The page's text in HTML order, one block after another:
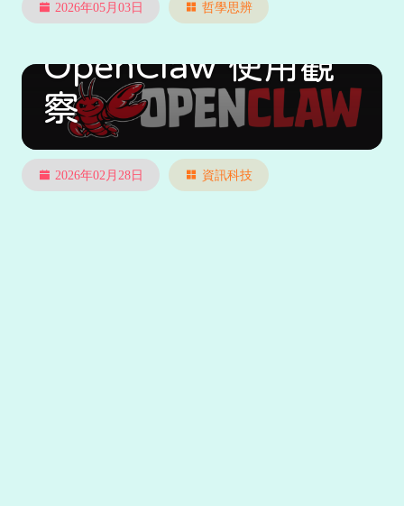
2026年05月03日 哲學思辨
OpenClaw 使用觀
察
2026年02月28日 資訊科技